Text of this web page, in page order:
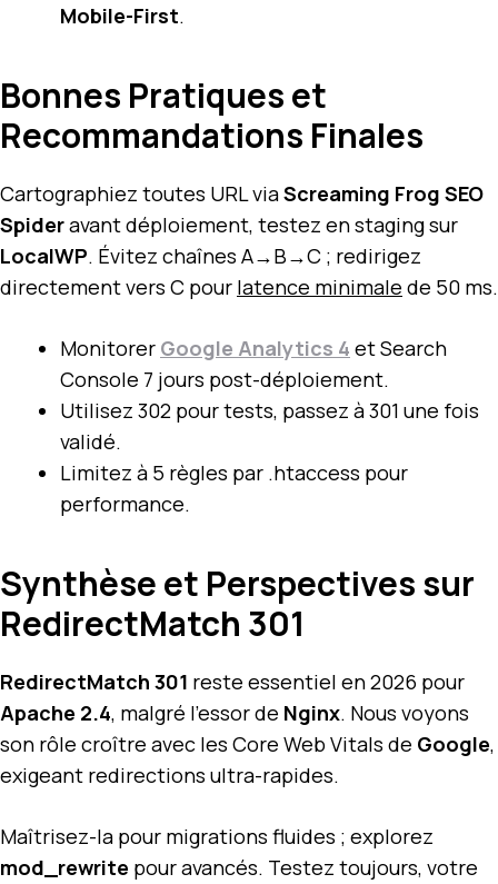
Mobile-First.
Bonnes Pratiques et
Recommandations Finales
Cartographiez toutes URL viaScreaming Frog SEO
Spideravant déploiement, testez en staging sur
LocalWP. Évitez chaînes A→B→C ; redirigez
directement vers C pour latence minimale de 50 ms.
Monitorer Google Analytics 4 et Search
Console 7 jours post-déploiement.
Utilisez 302 pour tests, passez à 301 une fois
validé.
Limitez à 5 règles par .htaccess pour
performance.
Synthèse et Perspectives sur
RedirectMatch 301
RedirectMatch 301 reste essentiel en 2026 pour
Apache 2.4, malgré l’essor de Nginx. Nous voyons
son rôle croître avec les Core Web Vitals de Google,
exigeant redirections ultra-rapides.
Maîtrisez-la pour migrations fluides ; explorez
mod_rewrite pour avancés. Testez toujours, votre